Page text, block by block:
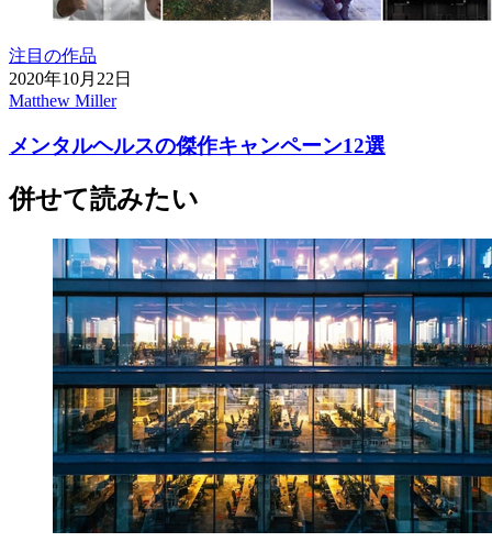
注目の作品
2020年10月22日
Matthew Miller
メンタルヘルスの傑作キャンペーン12選
併せて読みたい